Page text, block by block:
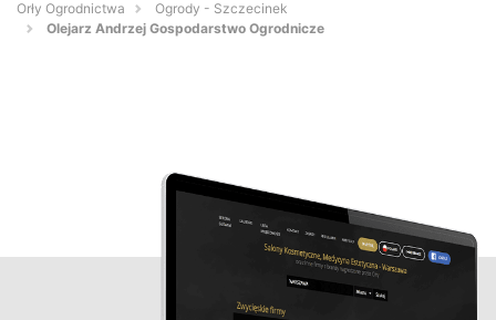
Orły Ogrodnictwa
Ogrody - Szczecinek
Olejarz Andrzej Gospodarstwo Ogrodnicze